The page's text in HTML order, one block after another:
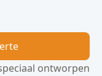
ontworpen